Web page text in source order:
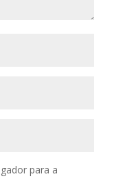
para a